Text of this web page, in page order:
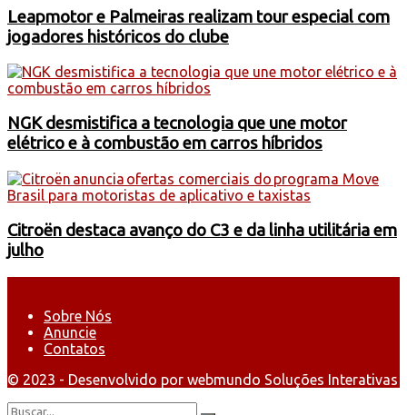
Leapmotor e Palmeiras realizam tour especial com
jogadores históricos do clube
NGK desmistifica a tecnologia que une motor
elétrico e à combustão em carros híbridos
Citroën destaca avanço do C3 e da linha utilitária em
julho
Sobre Nós
Anuncie
Contatos
© 2023 - Desenvolvido por webmundo Soluções Interativas